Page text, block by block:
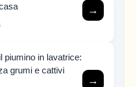
→
piumino in lavatrice:
grumi e cattivi
→